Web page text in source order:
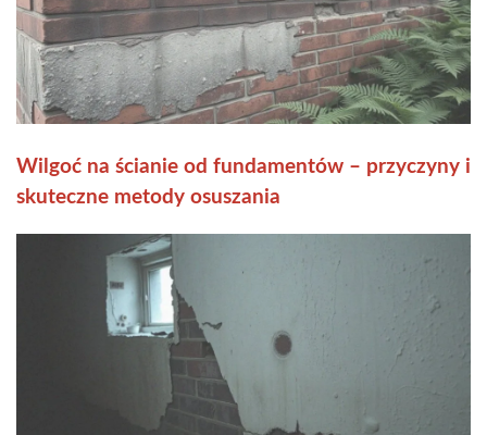
Wilgoć na ścianie od fundamentów – przyczyny i
skuteczne metody osuszania